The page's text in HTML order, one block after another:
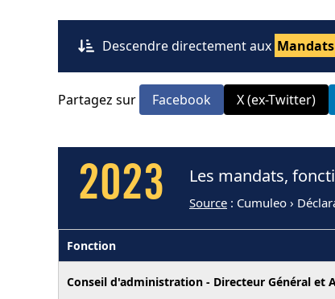
Descendre directement aux
Partagez sur Facebook X (ex-Twitter)
2023 Les mandats,
Source : Cumuleo ›
Fonction
Conseil d'administration - Directeur Général et